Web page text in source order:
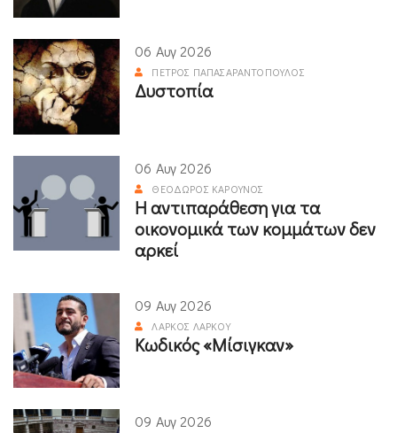
06 Αυγ 2026
ΠΈΤΡΟΣ ΠΑΠΑΣΑΡΑΝΤΌΠΟΥΛΟΣ
Δυστοπία
06 Αυγ 2026
ΘΕΌΔΩΡΟΣ ΚΑΡΟΎΝΟΣ
Η αντιπαράθεση για τα
οικονομικά των κομμάτων δεν
αρκεί
09 Αυγ 2026
ΛΆΡΚΟΣ ΛΆΡΚΟΥ
Κωδικός «Μίσιγκαν»
09 Αυγ 2026